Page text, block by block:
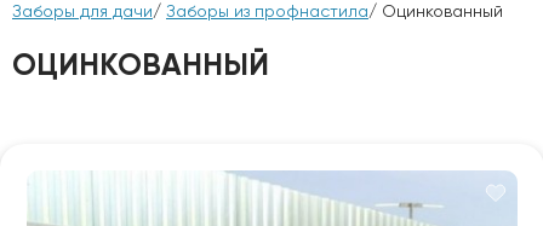
Заборы для дачи/ Заборы из профнастила/ Оцинкованный
ОЦИНКОВАННЫЙ